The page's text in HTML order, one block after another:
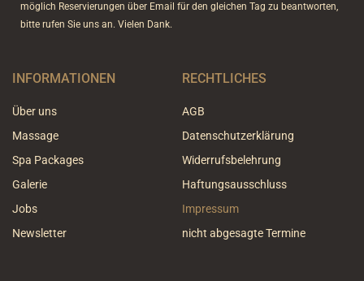
möglich Reservierungen über Email für den gleichen Tag zu beantworten,
bitte rufen Sie uns an. Vielen Dank.
INFORMATIONEN
Über uns
Massage
Spa Packages
Galerie
Jobs
Newsletter
RECHTLICHES
AGB
Datenschutzerklärung
Widerrufsbelehrung
Haftungsausschluss
Impressum
nicht abgesagte Termine